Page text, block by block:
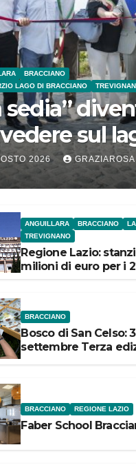
BRACCIANO
LAGO DI BRACCIANO
sedia”
sul
ieri
2026 GRAZIAROSA
ANGUILLARA BRACCIANO
TREVIGNANO
Regione Lazio:
milioni di euro per i
BRACCIANO
Bosco di San Celso:
settembre Terza
BRACCIANO REGIONE LAZIO
Faber School